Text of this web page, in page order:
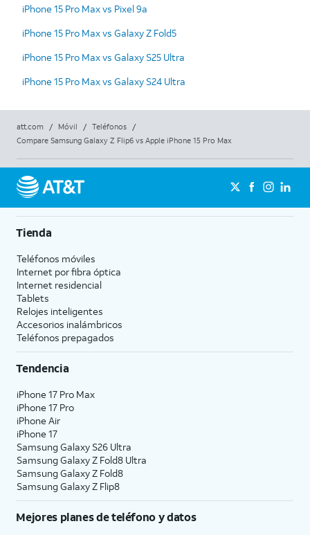
iPhone 15 Pro Max vs Pixel 9a
iPhone 15 Pro Max vs Galaxy Z Fold5
iPhone 15 Pro Max vs Galaxy S25 Ultra
iPhone 15 Pro Max vs Galaxy S24 Ultra
att.com / Móvil / Teléfonos
/
Compare Samsung Galaxy Z Flip6 vs Apple iPhone 15 Pro Max
Tienda
Teléfonos móviles
Internet por fibra óptica
Internet residencial
Tablets
Relojes inteligentes
Accesorios inalámbricos
Teléfonos prepagados
Tendencia
iPhone 17 Pro Max
iPhone 17 Pro
iPhone Air
iPhone 17
Samsung Galaxy S26 Ultra
Samsung Galaxy Z Fold8 Ultra
Samsung Galaxy Z Fold8
Samsung Galaxy Z Flip8
Mejores planes de teléfono y datos